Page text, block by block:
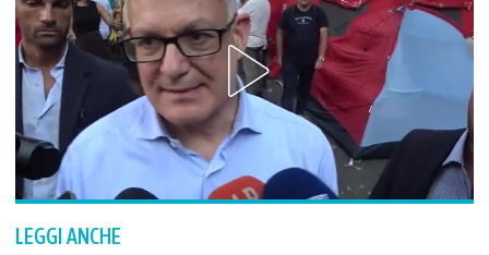
LEGGI ANCHE